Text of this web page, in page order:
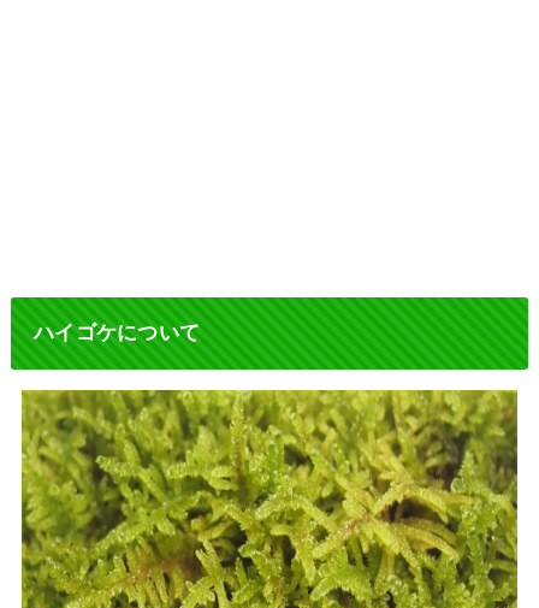
ハイゴケについて